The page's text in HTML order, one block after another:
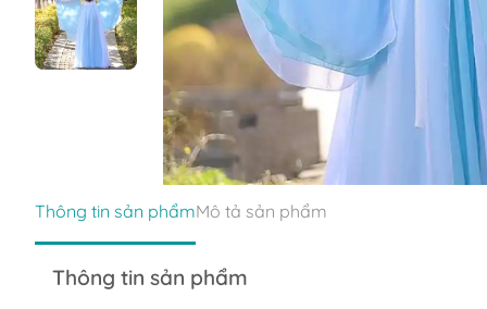
Thông tin sản phẩmMô tả sản phẩm
Thông tin sản phẩm